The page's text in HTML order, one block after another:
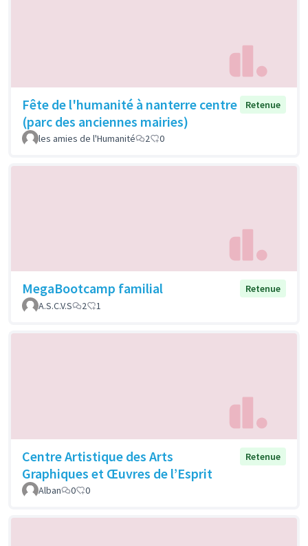
Fête de l'humanité à nanterre centre
(parc des anciennes mairies)
Retenue
les amies de l'Humanité 2 0
MegaBootcamp familial
Retenue
A.S.C.V.S
2 1
Centre Artistique des Arts
Graphiques et Œuvres de l’Esprit
Retenue
Alban 0 0